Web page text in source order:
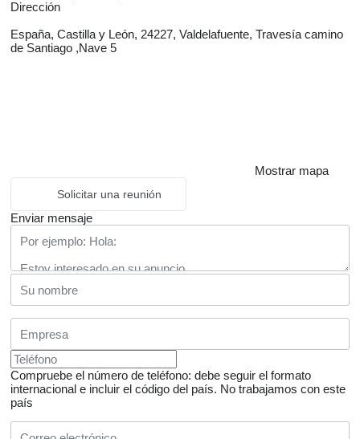
Dirección
España, Castilla y León, 24227, Valdelafuente, Travesía camino
de Santiago ,Nave 5
Mostrar mapa
Solicitar una reunión
Enviar mensaje
Compruebe el número de teléfono: debe seguir el formato
internacional e incluir el código del país. No trabajamos con este
país